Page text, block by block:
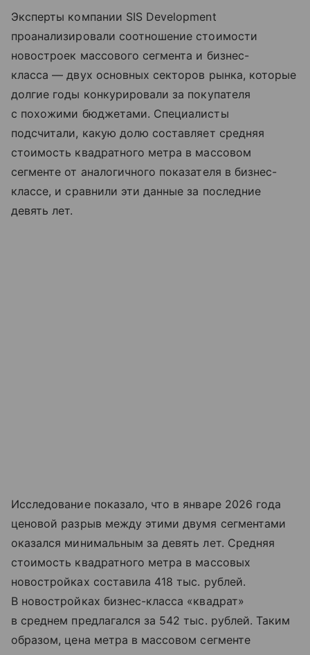
Эксперты компании SIS Development
проанализировали соотношение стоимости
новостроек массового сегмента и бизнес-
класса — двух основных секторов рынка, которые
долгие годы конкурировали за покупателя
с похожими бюджетами. Специалисты
подсчитали, какую долю составляет средняя
стоимость квадратного метра в массовом
сегменте от аналогичного показателя в бизнес-
классе, и сравнили эти данные за последние
девять лет.
Исследование показало, что в январе 2026 года
ценовой разрыв между этими двумя сегментами
оказался минимальным за девять лет. Средняя
стоимость квадратного метра в массовых
новостройках составила 418 тыс. рублей.
В новостройках бизнес-класса «квадрат»
в среднем предлагался за 542 тыс. рублей. Таким
образом, цена метра в массовом сегменте